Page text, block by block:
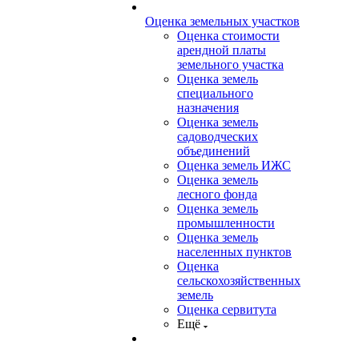
Оценка земельных участков
Оценка стоимости
арендной платы
земельного участка
Оценка земель
специального
назначения
Оценка земель
садоводческих
объединений
Оценка земель ИЖС
Оценка земель
лесного фонда
Оценка земель
промышленности
Оценка земель
населенных пунктов
Оценка
сельскохозяйственных
земель
Оценка сервитута
Ещё